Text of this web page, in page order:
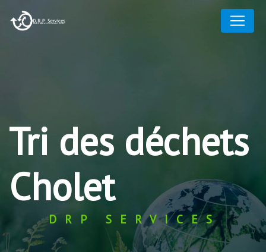
Tri des déchets
Cholet
DRP SERVICES